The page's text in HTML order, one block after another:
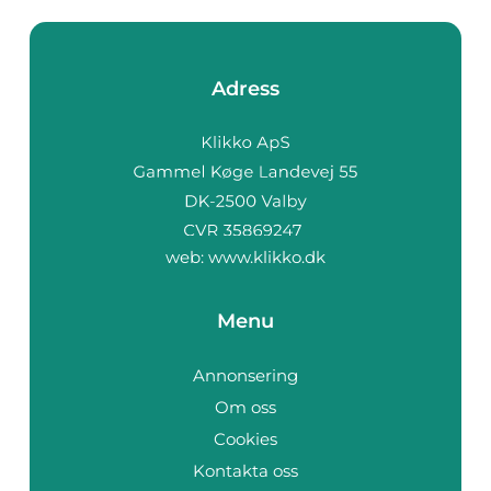
Adress
web: www.klikko.dk
Menu
Annonsering
Om oss
Cookies
Kontakta oss